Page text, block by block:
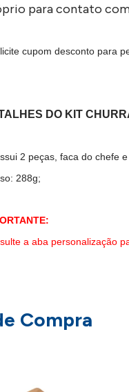
para contato
cupom desconto para
DO KIT
2 peças, faca do chefe e
288g;
a aba personalização
Compra